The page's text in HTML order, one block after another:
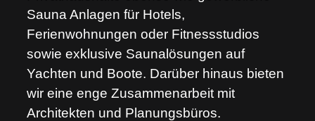
Sauna Anlagen für Hotels,
Ferienwohnungen oder Fitnessstudios
sowie exklusive Saunalösungen auf
Yachten und Boote. Darüber hinaus bieten
wir eine enge Zusammenarbeit mit
Architekten und Planungsbüros.